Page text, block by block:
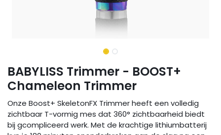
BABYLISS Trimmer - BOOST+
Chameleon Trimmer
Onze Boost+ SkeletonFX Trimmer heeft een volledig
zichtbaar T-vormig mes dat 360° zichtbaarheid biedt
bij gcompliceerd werk. Met de krachtige lithiumbatterij